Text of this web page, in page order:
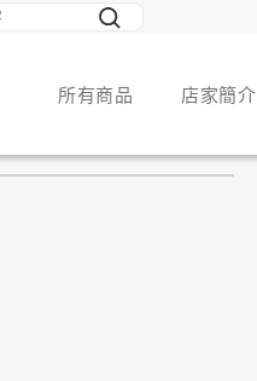
所有商品 店家簡介